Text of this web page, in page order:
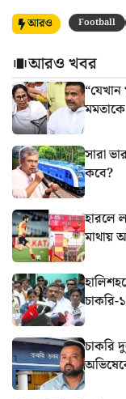
আরও Football
আরও খবর
মমতাকে
সারা
কবে?
হারলে
মাথায়
চাকরি-
চাকরি